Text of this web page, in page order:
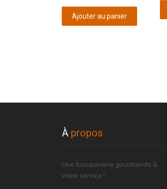
Ajouter au panier
À propos
Une bouquinerie gourmande à
votre service !